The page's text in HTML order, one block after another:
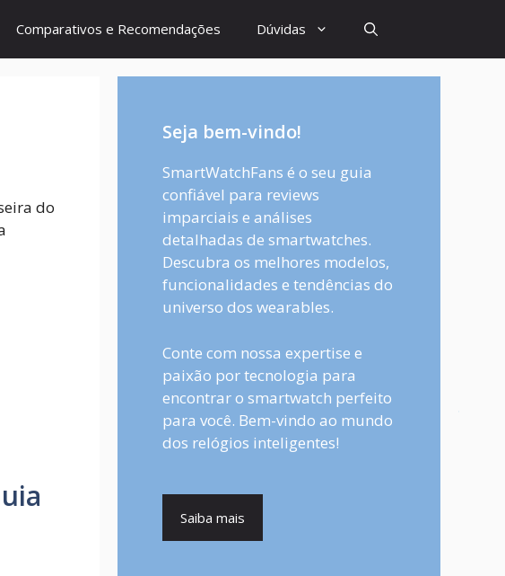
Comparativos e Recomendações Dúvidas
do
Seja bem-vindo!
SmartWatchFans é o seu guia
confiável para reviews
imparciais e análises
detalhadas de smartwatches.
Descubra os melhores modelos,
funcionalidades e tendências do
universo dos wearables.
Conte com nossa expertise e
paixão por tecnologia para
encontrar o smartwatch perfeito
para você. Bem-vindo ao mundo
dos relógios inteligentes!
Saiba mais